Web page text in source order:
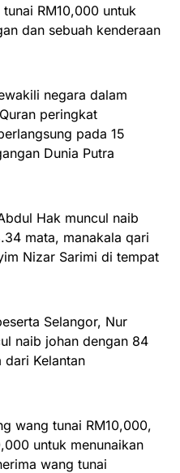
RM10,000 untuk
dan sebuah kenderaan
negara dalam
peringkat
pada 15
Dunia Putra
Hak muncul naib
mata, manakala qari
Nizar Sarimi di tempat
Selangor, Nur
naib johan dengan 84
Kelantan
wang tunai RM10,000,
untuk menunaikan
wang tunai